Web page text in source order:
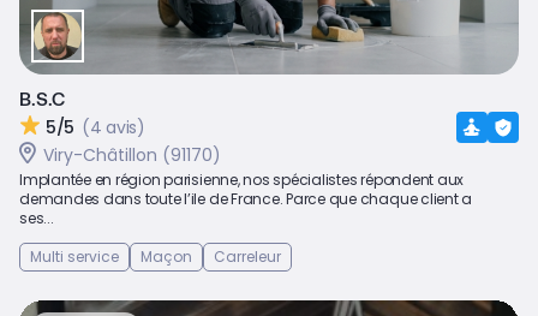
B.S.C
5/5 (4 avis)
Viry-Châtillon (91170)
Implantée en région parisienne, nos spécialistes répondent aux
demandes dans toute l’ile de France. Parce que chaque client a
ses...
Multi service
Maçon Carreleur